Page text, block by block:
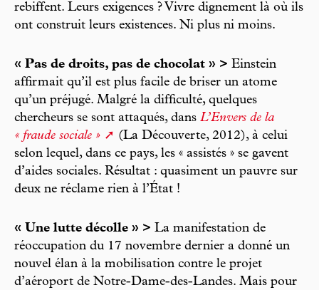
rebiffent. Leurs exigences ? Vivre dignement là où ils
ont construit leurs existences. Ni plus ni moins.
« Pas de droits, pas de chocolat » > Einstein
affirmait qu’il est plus facile de briser un atome
qu’un préjugé. Malgré la difficulté, quelques
chercheurs se sont attaqués, dans L’Envers de la
« fraude sociale »
(La Découverte, 2012), à celui
selon lequel, dans ce pays, les « assistés » se gavent
d’aides sociales. Résultat : quasiment un pauvre sur
deux ne réclame rien à l’État !
« Une lutte décolle » > La manifestation de
réoccupation du 17 novembre dernier a donné un
nouvel élan à la mobilisation contre le projet
d’aéroport de Notre-Dame-des-Landes. Mais pour